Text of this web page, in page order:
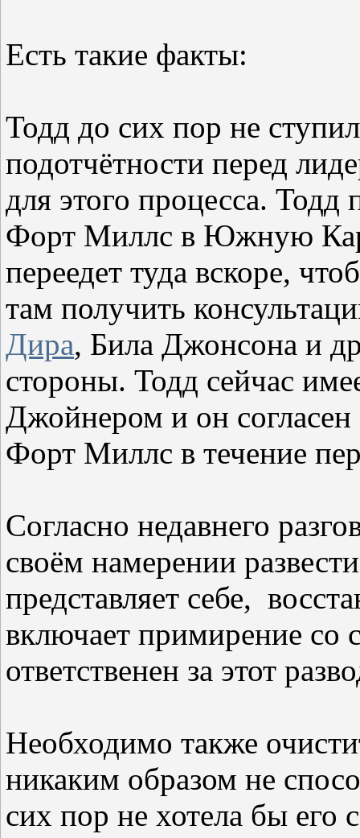
Есть такие факты:
Тодд до сих пор не
подотчётности перед
для этого процесса.
Форт Миллс в Южную
переедет туда вскоре,
там получить
Дира, Била Джонсона и
стороны. Тодд сейчас
Джойнером и он согласен
Форт Миллс в течение
Согласно недавнего
своём намерении
представляет себе,
включает примирение со
ответственен за этот
Необходимо также
никаким образом не
сих пор не хотела бы его